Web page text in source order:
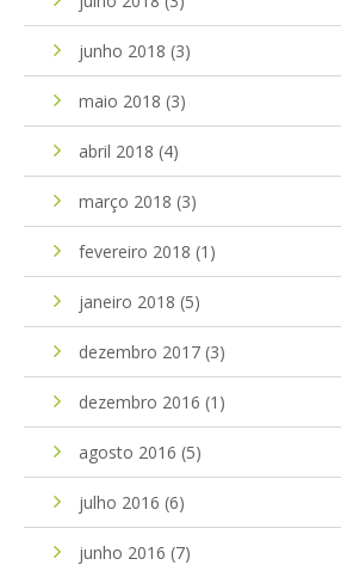
junho 2018 (3)
maio 2018 (3)
abril 2018 (4)
março 2018 (3)
fevereiro 2018 (1)
janeiro 2018 (5)
dezembro 2017 (3)
dezembro 2016 (1)
agosto 2016 (5)
julho 2016 (6)
junho 2016 (7)